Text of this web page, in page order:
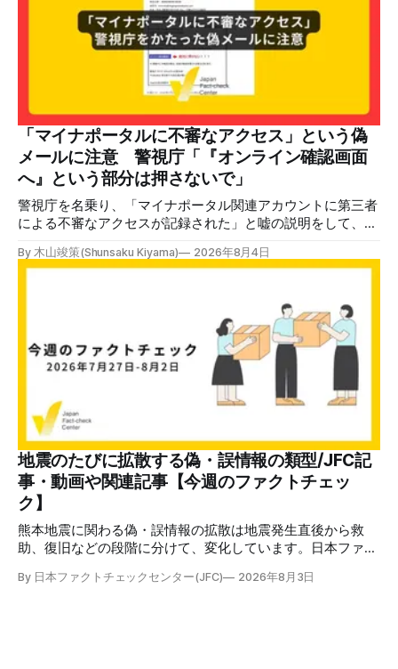
います。彼は2009年から2010年まで1年間務めました。/こ
のビデオでは、彼が中国を訪問中に中国共産党に対して恥じ
らいながら頭を下げています」という英文付きの動画がXで
ポストされ、表示は20万件を超える。 投稿には「私の日本
語力が衰えていたら申し訳ないですが、動画に『韓国』と書
いてあるように見えます」などの英語の指摘もあるが、「日
本が犯した残虐行為を謝罪するのは悪いことだと思わない」
「共産主義者に恥じて頭を下げるべき人はいない」など、拡
散した投稿を真に受けた反応も多いため検証する。 検証過
程 動
「マイナポータルに不審なアクセス」という偽
メールに注意 警視庁「『オンライン確認画面
へ』という部分は押さないで」
警視庁を名乗り、「マイナポータル関連アカウントに第三者
による不審なアクセスが記録された」と嘘の説明をして、リ
で、メール内のリンクを押さないようにと注意を呼びかけて
部」を名乗るメールが届いたという投稿がX（旧Twitter）上
で複数確認できる(例1、例2、例3)。 偽メールの件名は
「【警視庁】マイナポータル：不審なアクセスの確認」。本
文には「警視庁サイバーセキュリティ対策本部」「通知番
号：MN-2026-●●●」「マイナポータル関連アカウント
に、第三者による不審なアクセスが記録されました」「お客
様のメールアドレスと一致しています」と記している。 そ
のうえで「2026年8月2日（日）23:59までに、ご本人操作か
どうかご確認ください」などと「オンライン確認画面へ」と
いうリンクをクリックするよう誘導している。 本文には、
警視庁の住所（東京都千代田区霞が関2-1-1）も書かれてい
By 木山竣策(Shunsaku Kiyama) 2026年8月4日
地震のたびに拡散する偽・誤情報の類型/JFC記
事・動画や関連記事【今週のファクトチェッ
ク】
熊本地震に関わる偽・誤情報の拡散は地震発生直後から救
助、復旧などの段階に分けて、変化しています。日本ファク
（JFC「災害時に広がる偽情報5つの類型」）も参考にして
By 日本ファクトチェックセンター(JFC) 2026年8月3日